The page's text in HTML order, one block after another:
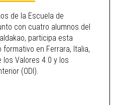
de la Escuela de
con cuatro alumnos del
participa esta
en Ferrara, Italia,
los Valores 4.0 y los
(ODI).